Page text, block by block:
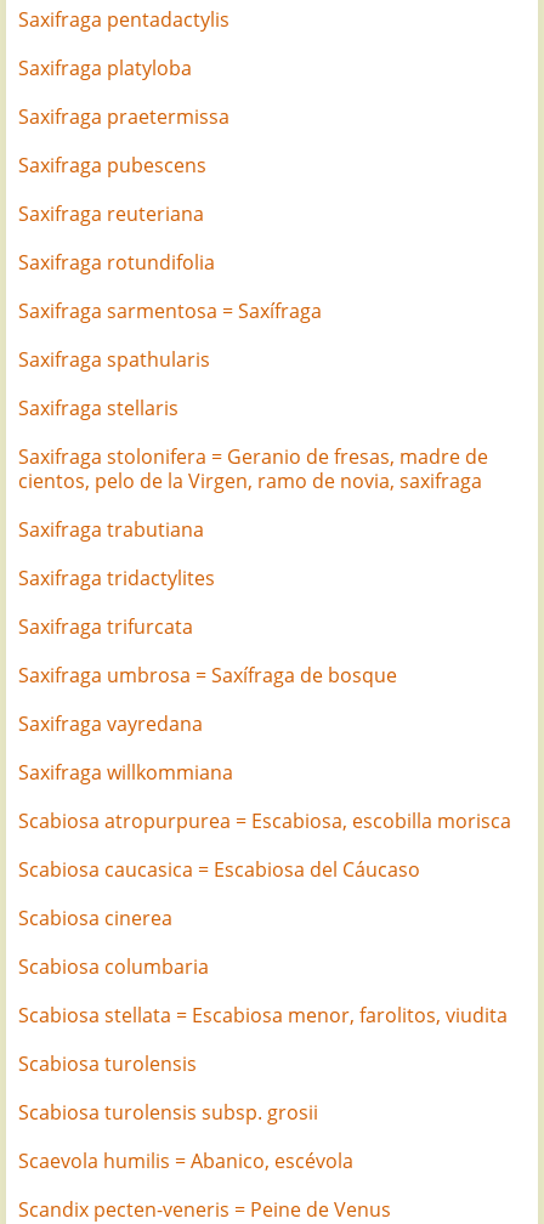
Saxifraga pentadactylis
Saxifraga platyloba
Saxifraga praetermissa
Saxifraga pubescens
Saxifraga reuteriana
Saxifraga rotundifolia
Saxifraga sarmentosa = Saxífraga
Saxifraga spathularis
Saxifraga stellaris
Saxifraga stolonifera = Geranio de fresas, madre de
cientos, pelo de la Virgen, ramo de novia, saxifraga
Saxifraga trabutiana
Saxifraga tridactylites
Saxifraga trifurcata
Saxifraga umbrosa = Saxífraga de bosque
Saxifraga vayredana
Saxifraga willkommiana
Scabiosa atropurpurea = Escabiosa, escobilla morisca
Scabiosa caucasica = Escabiosa del Cáucaso
Scabiosa cinerea
Scabiosa columbaria
Scabiosa stellata = Escabiosa menor, farolitos, viudita
Scabiosa turolensis
Scabiosa turolensis subsp. grosii
Scaevola humilis = Abanico, escévola
Scandix pecten-veneris = Peine de Venus